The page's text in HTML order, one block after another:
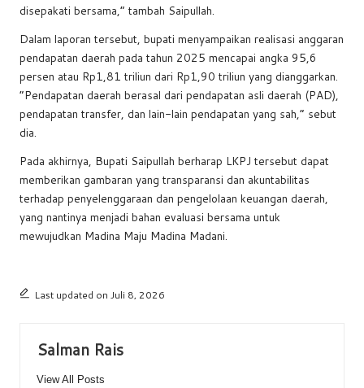
disepakati bersama,” tambah Saipullah.
Dalam laporan tersebut, bupati menyampaikan realisasi anggaran
pendapatan daerah pada tahun 2025 mencapai angka 95,6
persen atau Rp1,81 triliun dari Rp1,90 triliun yang dianggarkan.
“Pendapatan daerah berasal dari pendapatan asli daerah (PAD),
pendapatan transfer, dan lain-lain pendapatan yang sah,” sebut
dia.
Pada akhirnya, Bupati Saipullah berharap LKPJ tersebut dapat
memberikan gambaran yang transparansi dan akuntabilitas
terhadap penyelenggaraan dan pengelolaan keuangan daerah,
yang nantinya menjadi bahan evaluasi bersama untuk
mewujudkan Madina Maju Madina Madani.
Last updated on Juli 8, 2026
Salman Rais
View All Posts